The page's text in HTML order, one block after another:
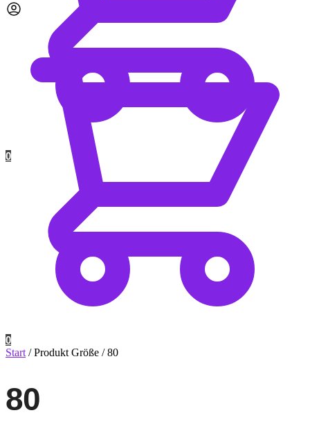
0
0
Start /Produkt Größe /80
80